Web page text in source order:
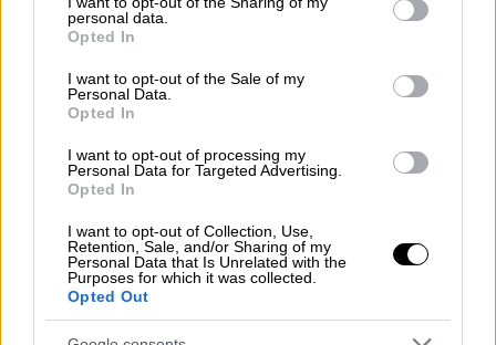
grant or deny consent to Google and its third-party tags to
use your data for below specified purposes in below Google
consent section.
personal data.
Opted In
I want to opt-out of the Sale of my
Personal Data.
Opted In
I want to opt-out of processing my
Personal Data for Targeted Advertising.
Opted In
I want to opt-out of Collection, Use,
Retention, Sale, and/or Sharing of my
Personal Data that Is Unrelated with the
Purposes for which it was collected.
Opted Out
Ο.Ε.Π.Τ.Α.που τον είδαν να τρέχει με
μοτοσυκλέτα και περιπολικό τηρώνταςόλα
τα μέτρα ασφαλείας
στην περιοχή του Περιστερίου.
Το χρονικό της σύλληψης
Ο συλληφθείς εντοπίστηκεμεταμεσονύχτιες
ώρεςσήμερα (18-4-2026) επί της Λεωφ.
Κηφισού, να κινείται με ταχύτητα άνω των
200 χλμ/ώρα υπερβαίνοντας τοανώτατο